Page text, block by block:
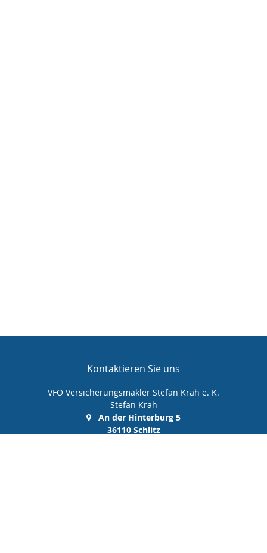
Kontaktieren Sie uns
VFO Versicherungsmakler Stefan Krah e. K.
Stefan Krah
An der Hinterburg 5
36110 Schlitz